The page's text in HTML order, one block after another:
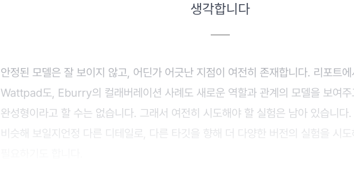
생각합니다
안정된 모델은 잘 보이지 않고, 어딘가 어긋난 지점이 여전히 존재합니다. 리포트
Wattpad도, Eburry의 컬래버레이션 사례도 새로운 역할과 관계의 모델을 보여주
완성형이라고 할 수는 없습니다. 그래서 여전히 시도해야 할 실험은 남아 있습니다
비슷해 보일지언정 다른 디테일로, 다른 타깃을 향해 더 다양한 버전의 실험을 시도